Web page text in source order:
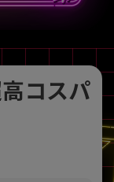
コスパ